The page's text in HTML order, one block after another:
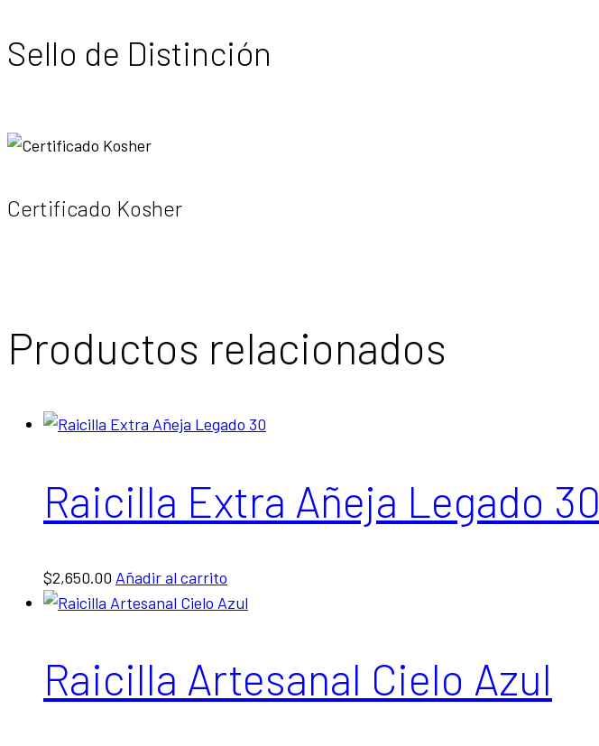
Sello de Distinción
Certificado Kosher
Productos relacionados
Raicilla Extra Añeja Legado 30
$2,650.00 Añadir al carrito
Raicilla Artesanal Cielo Azul